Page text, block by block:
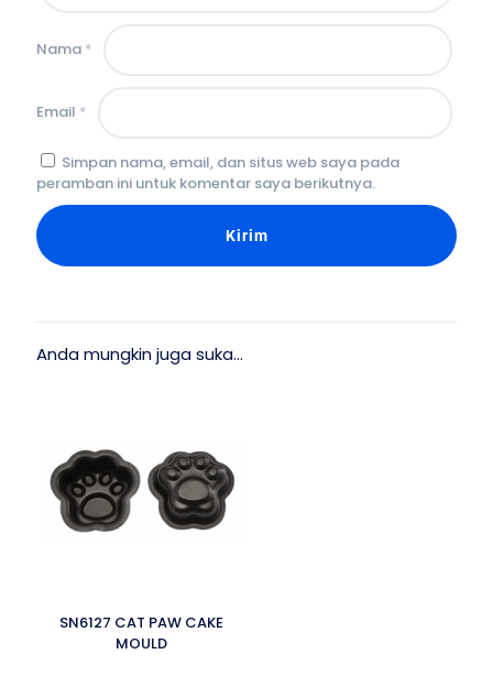
Nama *
Email *
Simpan nama, email, dan situs web saya pada
peramban ini untuk komentar saya berikutnya.
Anda mungkin juga suka…
SN6127 CAT PAW CAKE
MOULD